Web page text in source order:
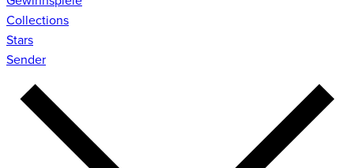
Collections
Stars
Sender